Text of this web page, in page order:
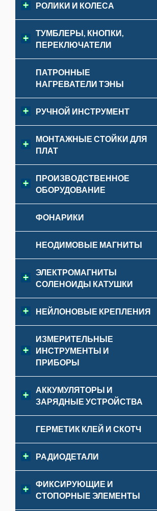
РОЛИКИ И КОЛЕСА
ТУМБЛЕРЫ, КНОПКИ,
ПЕРЕКЛЮЧАТЕЛИ
ПАТРОННЫЕ
НАГРЕВАТЕЛИ ТЭНЫ
РУЧНОЙ ИНСТРУМЕНТ
МОНТАЖНЫЕ СТОЙКИ ДЛЯ
ПЛАТ
ПРОИЗВОДСТВЕННОЕ
ОБОРУДОВАНИЕ
ФОНАРИКИ
НЕОДИМОВЫЕ МАГНИТЫ
ЭЛЕКТРОМАГНИТЫ
СОЛЕНОИДЫ КАТУШКИ
НЕЙЛОНОВЫЕ КРЕПЛЕНИЯ
ИЗМЕРИТЕЛЬНЫЕ
ИНСТРУМЕНТЫ И
ПРИБОРЫ
АККУМУЛЯТОРЫ И
ЗАРЯДНЫЕ УСТРОЙСТВА
ГЕРМЕТИК КЛЕЙ И СКОТЧ
РАДИОДЕТАЛИ
ФИКСИРУЮЩИЕ И
СТОПОРНЫЕ ЭЛЕМЕНТЫ